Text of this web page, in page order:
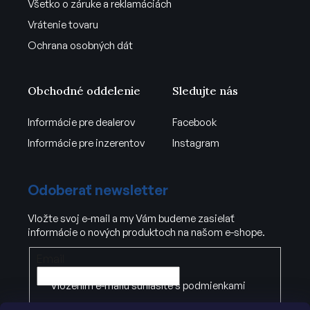
Všetko o záruke a reklamáciách
Vrátenie tovaru
Ochrana osobných dát
Obchodné oddelenie
Informácie pre dealerov
Informácie pre inzerentov
Sledujte nás
Facebook
Instagram
Odoberať newsletter
Vložte svoj e-mail a my Vám budeme zasielať
informácie o nových produktoch na našom e-shope.
Vložením e-mailu súhlasíte s podmienkami